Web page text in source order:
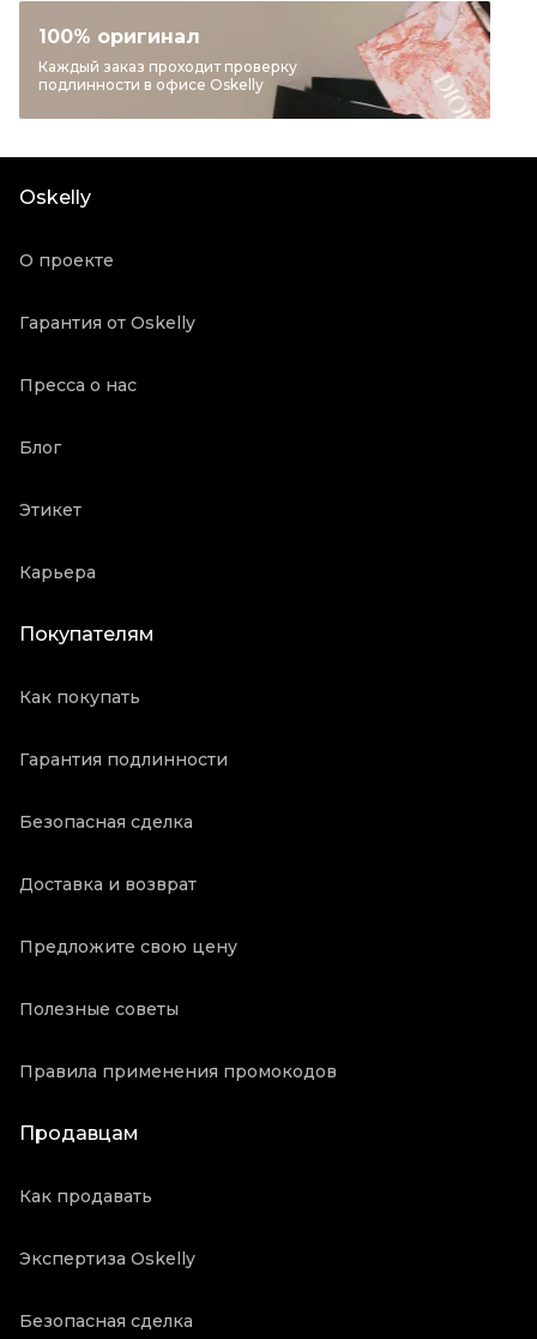
Категория
Бренд
J.W.ANDERSON
Материал сумок
Хлопок
Состояние товара
100% оригинал
Каждый заказ проходит проверку
подлинности в офисе Oskelly
Oskelly
О проекте
Гарантия от Oskelly
Пресса о нас
Блог
Этикет
Карьера
Покупателям
Как покупать
Гарантия подлинности
Безопасная сделка
Доставка и возврат
Предложите свою цену
Полезные советы
Правила применения промокодов
Продавцам
Как продавать
Экспертиза Oskelly
Безопасная сделка